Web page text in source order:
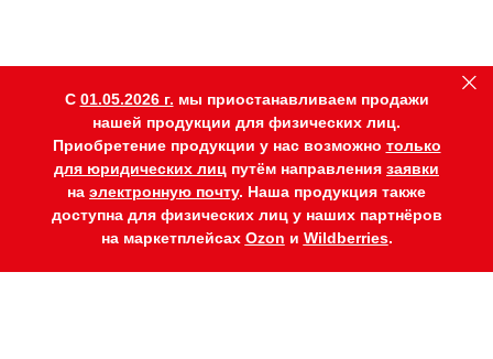
C 01.05.2026 г. мы приостанавливаем продажи
нашей продукции для физических лиц.
Приобретение продукции у нас возможно только
для юридических лиц путём направления заявки
на электронную почту. Наша продукция также
доступна для физических лиц у наших партнёров
на маркетплейсах Ozon и Wildberries.